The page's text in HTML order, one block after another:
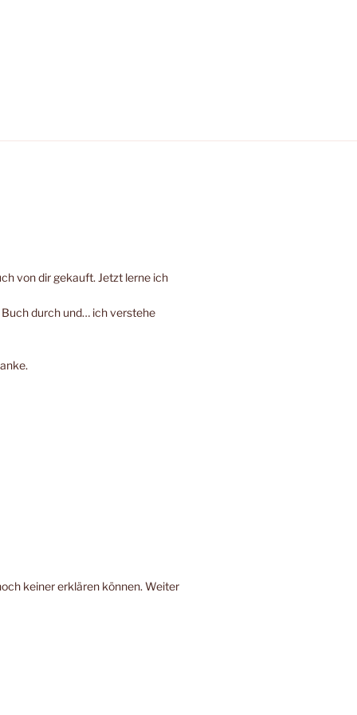
von dir gekauft. Jetzt lerne ich
durch und… ich verstehe
keiner erklären können. Weiter